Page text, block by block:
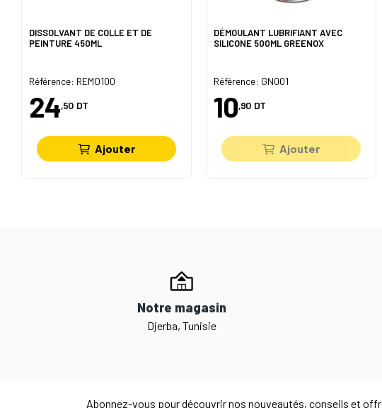
DISSOLVANT DE COLLE ET DE
PEINTURE 450ML
Référence: REMO100
24,50 DT
Ajouter
DÉMOULANT LUBRIFIANT AVEC
SILICONE 500ML GREENOX
Référence: GN001
10,90 DT
Ajouter
Notre magasin
Djerba, Tunisie
Abonnez-vous pour découvrir nos nouveautés, conseils et